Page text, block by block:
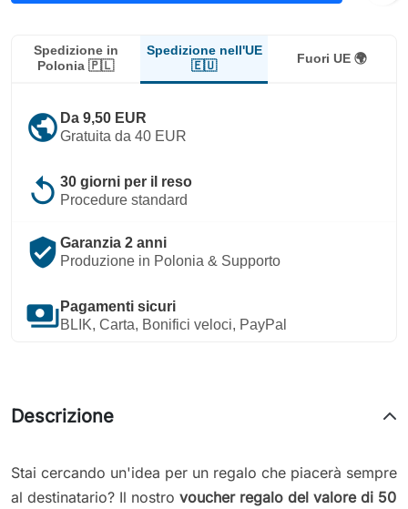
Spedizione in
Polonia 🇵🇱
Spedizione nell'UE
🇪🇺
Fuori UE 🌍
public Da 9,50 EUR
Gratuita da 40 EUR
replay 30 giorni per il reso
Procedure standard
verified_user Garanzia 2 anni
Produzione in Polonia & Supporto
payments Pagamenti sicuri
BLIK, Carta, Bonifici veloci, PayPal
Descrizione
Stai cercando un'idea per un regalo che piacerà sempre
al destinatario? Il nostro voucher regalo del valore di 50